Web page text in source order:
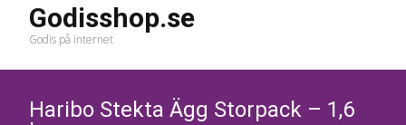
Godisshop.se
Godis på internet
Haribo Stekta Ägg Storpack – 1,6